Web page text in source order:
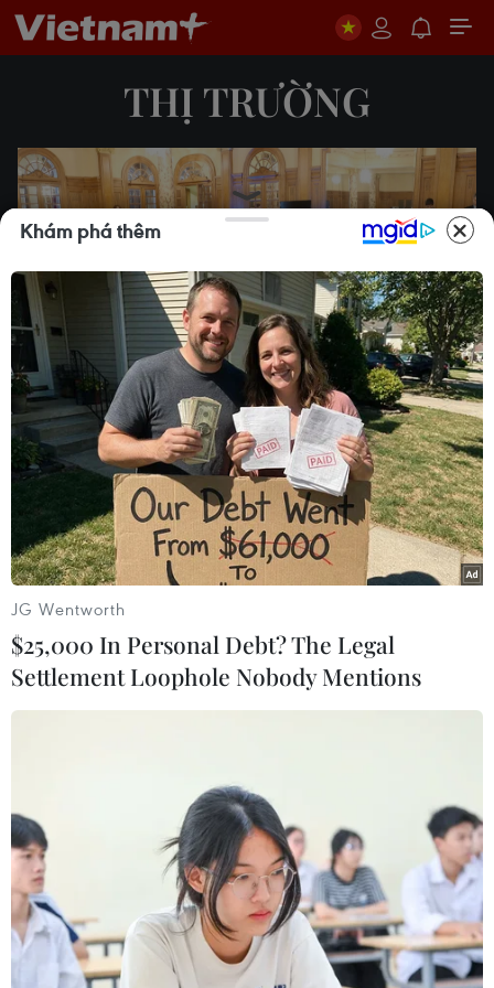
THỊ TRƯỜNG
Play
Video
Việt Nam thúc đẩy quan hệ
đối tác giữa ASEAN và khối
Thị trường chung Nam Mỹ
12/06/2025 09:15
hữu những thế mạnh bổ trợ cho nhau: ASEAN về
sản xuất, công nghệ và dịch vụ; Mercosur dẫn đầu
về nông nghiệp, năng lượng và tài nguyên thiên
nhiên.
Ngày 10/6 vừa qua, Hạ viện Argentina và Ủy
ban Hiệp hội các quốc gia Đông Nam Á (ASEAN)
Khám phá thêm
JG Wentworth
$25,000 In Personal Debt? The Legal
Settlement Loophole Nobody Mentions